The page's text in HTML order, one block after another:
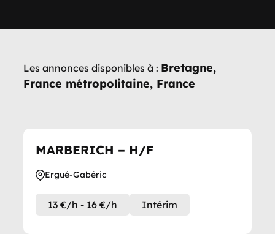
Les annonces disponibles à : Bretagne,
France métropolitaine, France
MARBERICH – H/F
Ergué-Gabéric
13 €/h - 16 €/h Intérim